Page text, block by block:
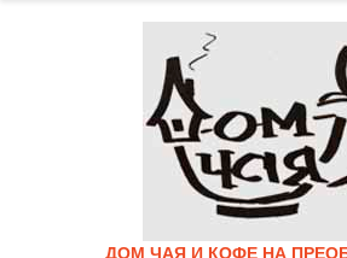
ДОМ ЧАЯ И КОФЕ НА